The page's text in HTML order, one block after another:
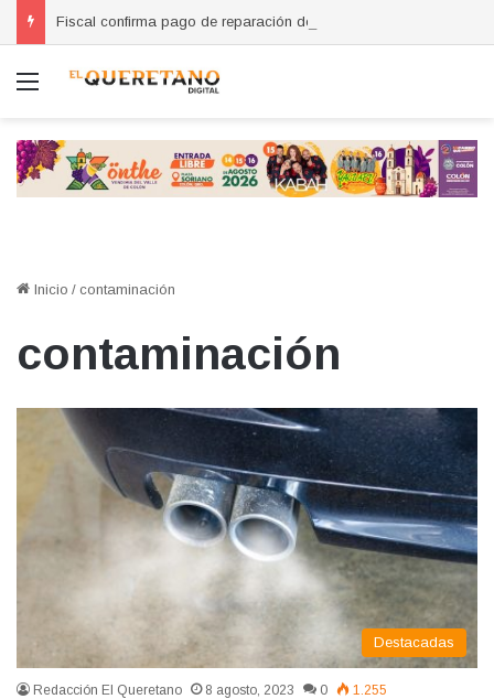
Menú
Inicio / contaminación
contaminación
Destacadas
Redacción El Queretano 8 agosto, 2023 0 1.255